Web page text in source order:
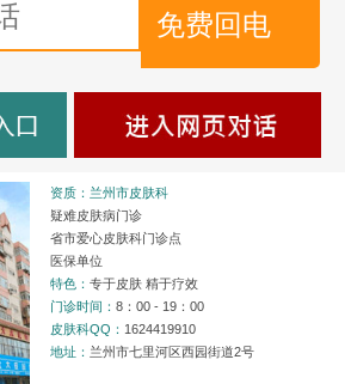
资质：兰州市皮肤科
疑难皮肤病门诊
省市爱心皮肤科门诊点
医保单位
特色：专于皮肤 精于疗效
门诊时间：8：00 - 19：00
皮肤科QQ： 1624419910
地址： 兰州市七里河区西园街道2号